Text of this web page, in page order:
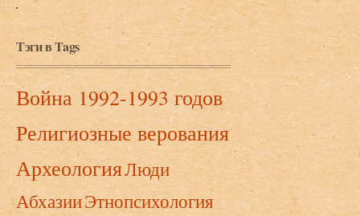
Тэги в Tags
Война 1992-1993 годов
Религиозные верования
АрхеологияЛюди
АбхазииЭтнопсихология